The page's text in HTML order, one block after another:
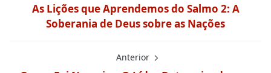
As Lições que Aprendemos do Salmo 2: A
Soberania de Deus sobre as Nações
Anterior